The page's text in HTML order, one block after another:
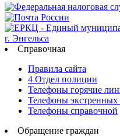
Справочная
Правила сайта
4 Отдел полиции
Телефоны горячие
Телефоны экстренных
Телефоны справочной
Обращение граждан